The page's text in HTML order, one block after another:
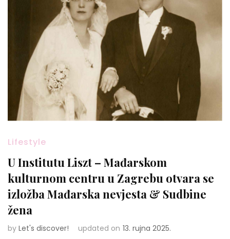
Lifestyle
U Institutu Liszt – Mađarskom
kulturnom centru u Zagrebu otvara se
izložba Mađarska nevjesta & Sudbine
žena
by Let's discover! updated on 13. rujna 2025.